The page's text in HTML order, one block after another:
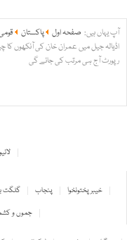
آپ یہاں ہیں: صفحہ اول پاکستان
اڈیالہ جیل میں عمران خان کی آنکھوں
رپورٹ آج ہی مرتب کی جائے گی
لائیو
گلگت پنجاب
خیبر پختونخوا
جموں و